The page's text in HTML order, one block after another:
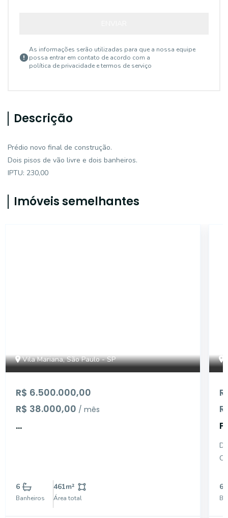
As informações serão utilizadas para que a nossa equipe
possa entrar em contato de acordo com a
política de privacidade e termos de serviço
Descrição
Prédio novo final de construção.
Dois pisos de vão livre e dois banheiros.
IPTU: 230,00
Imóveis semelhantes
Vila Mariana, São Paulo - SP
R$ 6.500.000,00
R$ 38.000,00 / mês
...
6
Banheiros
461m²
Área total
6